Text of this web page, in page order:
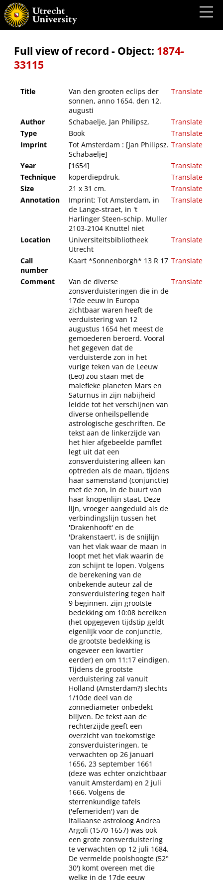
Van den grooten eclips der sonnen, anno 1654. den 12. augusti
Full view of record - Object: 1874-
33115
Title
Van den grooten eclips der
sonnen, anno 1654. den 12.
augusti
Translate
Author Schabaelje, Jan Philipsz,
Translate
Type
Book
Translate
Imprint
Tot Amsterdam : [Jan Philipsz.
Schabaelje]
Translate
Year [1654]
Translate
Technique
koperdiepdruk.
Translate
Size
21 x 31 cm.
Translate
Annotation
Imprint: Tot Amsterdam, in
de Lange-straet, in 't
Harlinger Steen-schip. Muller
2103-2104 Knuttel niet
Translate
Location
Universiteitsbibliotheek
Utrecht
Translate
Call
number
Kaart *Sonnenborgh* 13 R 17 Translate
Comment
Van de diverse
zonsverduisteringen die in de
17de eeuw in Europa
zichtbaar waren heeft de
verduistering van 12
augustus 1654 het meest de
gemoederen beroerd. Vooral
het gegeven dat de
verduisterde zon in het
vurige teken van de Leeuw
(Leo) zou staan met de
malefieke planeten Mars en
Saturnus in zijn nabijheid
leidde tot het verschijnen van
diverse onheilspellende
astrologische geschriften. De
tekst aan de linkerzijde van
het hier afgebeelde pamflet
legt uit dat een
zonsverduistering alleen kan
optreden als de maan, tijdens
haar samenstand (conjunctie)
met de zon, in de buurt van
haar knopenlijn staat. Deze
lijn, vroeger aangeduid als de
verbindingslijn tussen het
'Drakenhooft' en de
'Drakenstaert', is de snijlijn
van het vlak waar de maan in
loopt met het vlak waarin de
zon schijnt te lopen. Volgens
de berekening van de
onbekende auteur zal de
zonsverduistering tegen half
9 beginnen, zijn grootste
bedekking om 10:08 bereiken
(het opgegeven tijdstip geldt
eigenlijk voor de conjunctie,
de grootste bedekking is
ongeveer een kwartier
eerder) en om 11:17 eindigen.
Tijdens de grootste
verduistering zal vanuit
Holland (Amsterdam?) slechts
1/10de deel van de
zonnediameter onbedekt
blijven. De tekst aan de
rechterzijde geeft een
overzicht van toekomstige
zonsverduisteringen, te
verwachten op 26 januari
1656, 23 september 1661
(deze was echter onzichtbaar
vanuit Amsterdam) en 2 juli
1666. Volgens de
sterrenkundige tafels
('efemeriden') van de
Italiaanse astroloog Andrea
Argoli (1570-1657) was ook
een grote zonsverduistering
te verwachten op 12 juli 1684.
De vermelde poolshoogte (52°
30') komt overeen met die
welke in de 17de eeuw
Translate